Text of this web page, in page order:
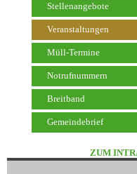
Stellenangebote
Veranstaltungen
Müll-Termine
Notrufnummern
Breitband
Gemeindebrief
ZUM